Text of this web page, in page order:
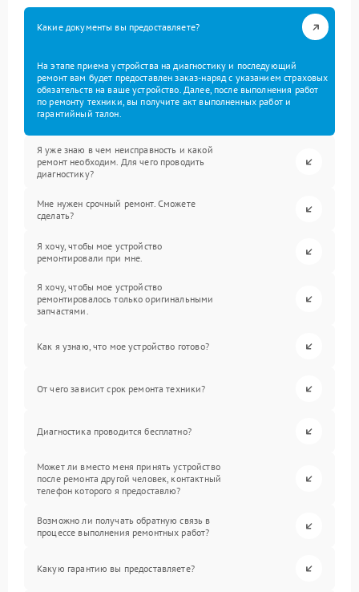
Какие документы вы предоставляете?
На этапе приема устройства на диагностику и последующий
ремонт вам будет предоставлен заказ-наряд с указанием страховых
обязательств на ваше устройство. Далее, после выполнения работ
по ремонту техники, вы получите акт выполненных работ и
гарантийный талон.
Я уже знаю в чем неисправность и какой
ремонт необходим. Для чего проводить
диагностику?
Мне нужен срочный ремонт. Сможете
сделать?
Я хочу, чтобы мое устройство
ремонтировали при мне.
Я хочу, чтобы мое устройство
ремонтировалось только оригинальными
запчастями.
Как я узнаю, что мое устройство готово?
От чего зависит срок ремонта техники?
Диагностика проводится бесплатно?
Может ли вместо меня принять устройство
после ремонта другой человек, контактный
телефон которого я предоставлю?
Возможно ли получать обратную связь в
процессе выполнения ремонтных работ?
Какую гарантию вы предоставляете?